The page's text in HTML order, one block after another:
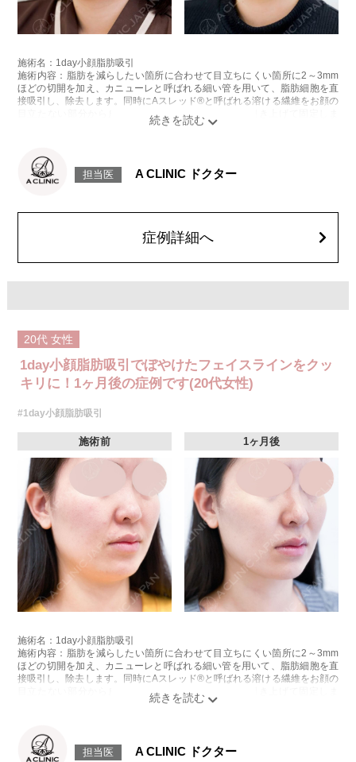
施術名：1day小顔脂肪吸引
施術内容：脂肪を減らしたい箇所に合わせて目立ちにくい箇所に2～3mm
ほどの切開を加え、カニューレと呼ばれる細い管を用いて、脂肪細胞を直
接吸引し、除去します。同時にAスレッド®と呼ばれる溶ける繊維をお顔の
目立たない部分から皮下へ挿入し、皮膚を内側から引き上げて固定しま
感などが術後一時的に生じることがございます。また、稀に貧血、細菌感
染症、左右差、施術箇所の知覚鈍麻、ぼこつき、硬結、瘢痕化、色素沈
顔の脂肪吸引箇所の追加 1ヶ所ごと+162,800円(税込)
オプション：笑気麻酔 3,300円(税込)
担当医 A CLINIC ドクター
症例詳細へ
20代 女性
1day小顔脂肪吸引でぼやけたフェイスラインをクッ
キリに！1ヶ月後の症例です(20代女性)
#1day小顔脂肪吸引
施術前 1ヶ月後
施術名：1day小顔脂肪吸引
施術内容：脂肪を減らしたい箇所に合わせて目立ちにくい箇所に2～3mm
ほどの切開を加え、カニューレと呼ばれる細い管を用いて、脂肪細胞を直
接吸引し、除去します。同時にAスレッド®と呼ばれる溶ける繊維をお顔の
目立たない部分から皮下へ挿入し、皮膚を内側から引き上げて固定しま
感などが術後一時的に生じることがございます。また、稀に貧血、細菌感
染症、左右差、施術箇所の知覚鈍麻、ぼこつき、硬結、瘢痕化、色素沈
担当医 A CLINIC ドクター